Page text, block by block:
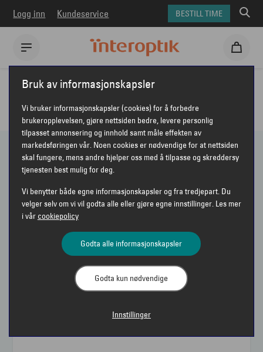
Logg inn Kundeservice BESTILL TIME
Interoptik Briller Ray-Ban
RAY-BAN BRILLER
45 PRODUKTER
Vis bare nyheter
Sorter etter Anbefalt
VIS FILTER
Bruk av informasjonskapsler
Vi bruker informasjonskapsler (cookies) for å forbedre
brukeropplevelsen, gjøre nettsiden bedre, levere personlig
tilpasset annonsering og innhold samt måle effekten av
markedsføringen vår. Noen cookies er nødvendige for at nettsiden
skal fungere, mens andre hjelper oss med å tilpasse og skreddersy
tjenesten best mulig for deg.
Vi benytter både egne informasjonskapsler og fra tredjepart. Du
velger selv om vi vil godta alle eller gjøre egne innstillinger. Les mer
i vår cookiepolicy
Godta alle informasjonskapsler
Godta kun nødvendige
Innstillinger